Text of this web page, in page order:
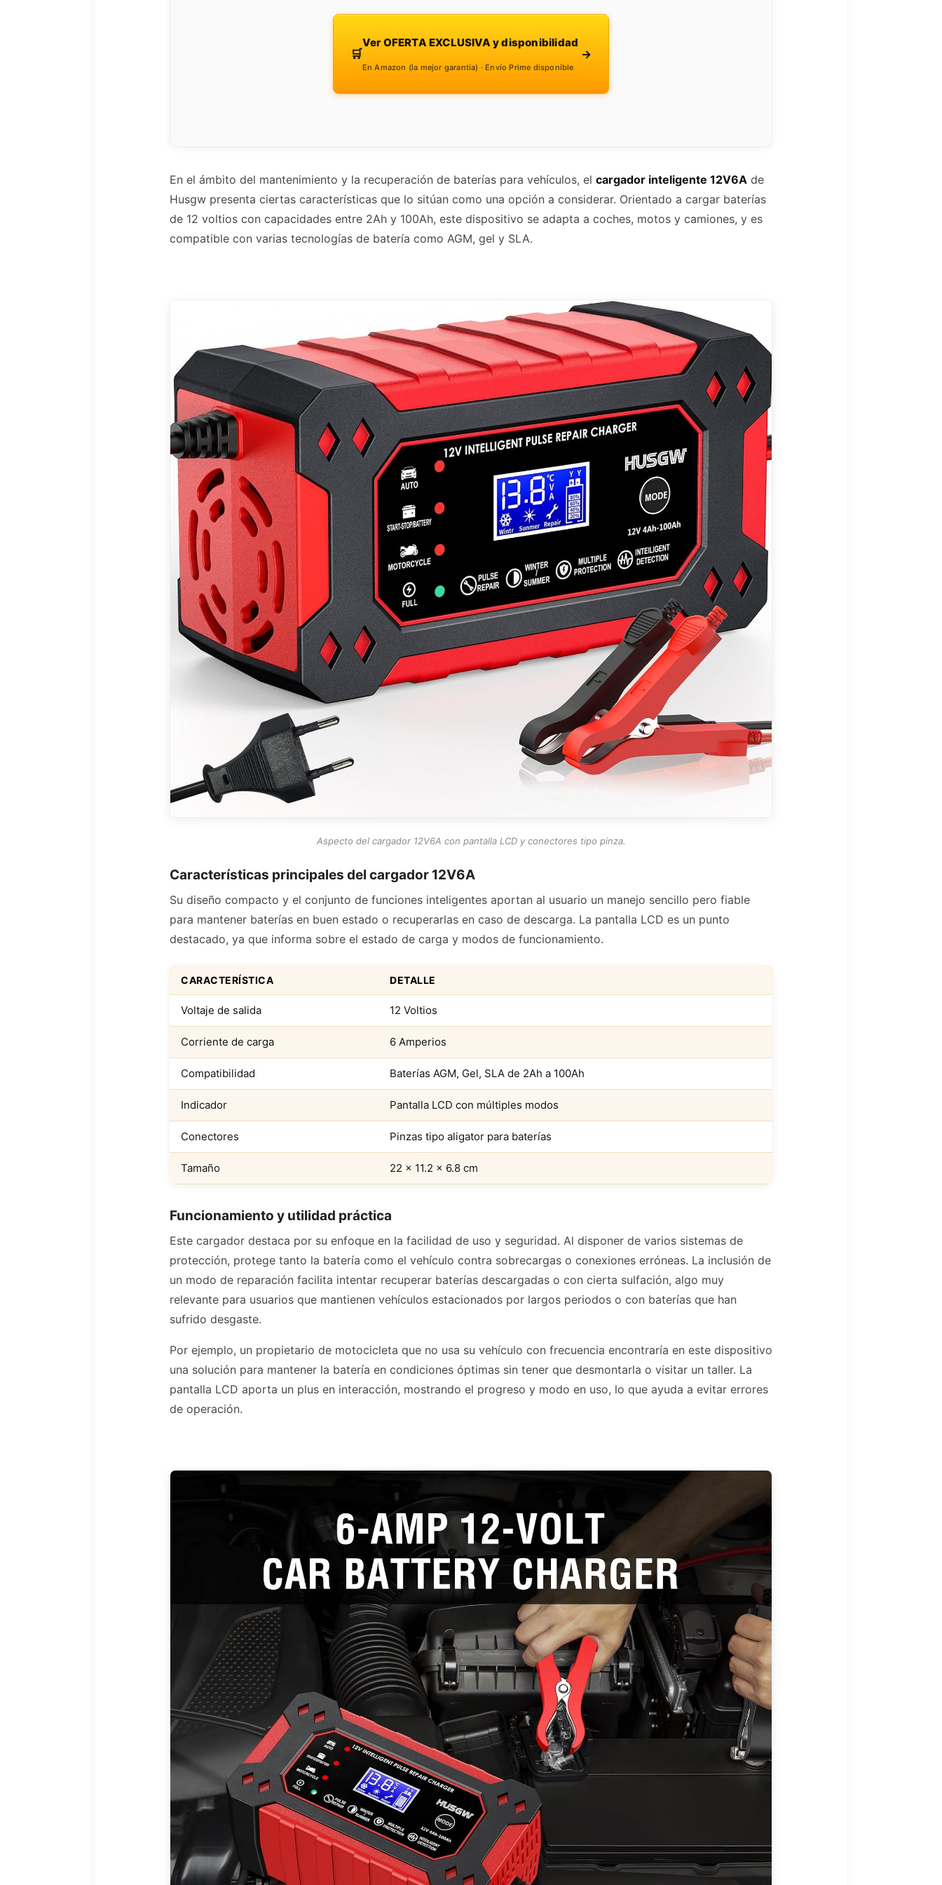
🛒
Ver OFERTA EXCLUSIVA y disponibilidad
En Amazon (la mejor garantía) · Envío Prime disponible
→
En el ámbito del mantenimiento y la recuperación de baterías para vehículos, el cargador inteligente 12V6A de
Husgw presenta ciertas características que lo sitúan como una opción a considerar. Orientado a cargar baterías
de 12 voltios con capacidades entre 2Ah y 100Ah, este dispositivo se adapta a coches, motos y camiones, y es
compatible con varias tecnologías de batería como AGM, gel y SLA.
Aspecto del cargador 12V6A con pantalla LCD y conectores tipo pinza.
Características principales del cargador 12V6A
Su diseño compacto y el conjunto de funciones inteligentes aportan al usuario un manejo sencillo pero fiable
para mantener baterías en buen estado o recuperarlas en caso de descarga. La pantalla LCD es un punto
destacado, ya que informa sobre el estado de carga y modos de funcionamiento.
CARACTERÍSTICA DETALLE
Voltaje de salida 12 Voltios
Corriente de carga 6 Amperios
Compatibilidad Baterías AGM, Gel, SLA de 2Ah a 100Ah
Indicador Pantalla LCD con múltiples modos
Conectores Pinzas tipo aligator para baterías
Tamaño 22 x 11.2 x 6.8 cm
Funcionamiento y utilidad práctica
Este cargador destaca por su enfoque en la facilidad de uso y seguridad. Al disponer de varios sistemas de
protección, protege tanto la batería como el vehículo contra sobrecargas o conexiones erróneas. La inclusión de
un modo de reparación facilita intentar recuperar baterías descargadas o con cierta sulfación, algo muy
relevante para usuarios que mantienen vehículos estacionados por largos periodos o con baterías que han
sufrido desgaste.
Por ejemplo, un propietario de motocicleta que no usa su vehículo con frecuencia encontraría en este dispositivo
una solución para mantener la batería en condiciones óptimas sin tener que desmontarla o visitar un taller. La
pantalla LCD aporta un plus en interacción, mostrando el progreso y modo en uso, lo que ayuda a evitar errores
de operación.